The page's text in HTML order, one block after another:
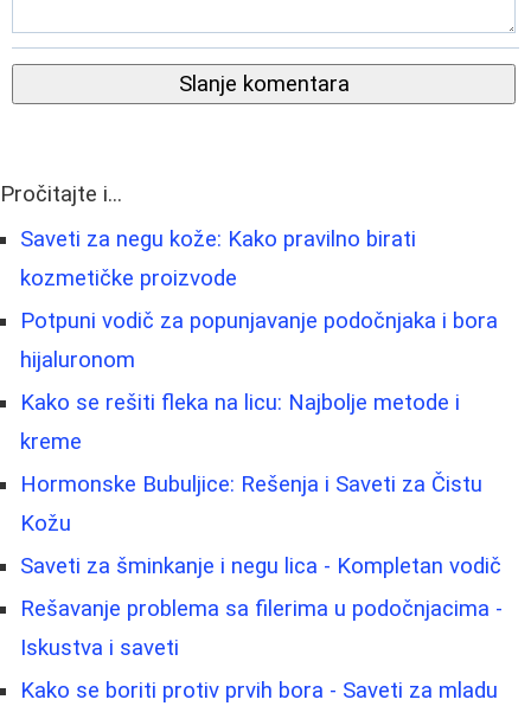
Slanje komentara
Pročitajte i...
Saveti za negu kože: Kako pravilno birati
kozmetičke proizvode
Potpuni vodič za popunjavanje podočnjaka i bora
hijaluronom
Kako se rešiti fleka na licu: Najbolje metode i
kreme
Hormonske Bubuljice: Rešenja i Saveti za Čistu
Kožu
Saveti za šminkanje i negu lica - Kompletan vodič
Rešavanje problema sa filerima u podočnjacima -
Iskustva i saveti
Kako se boriti protiv prvih bora - Saveti za mladu